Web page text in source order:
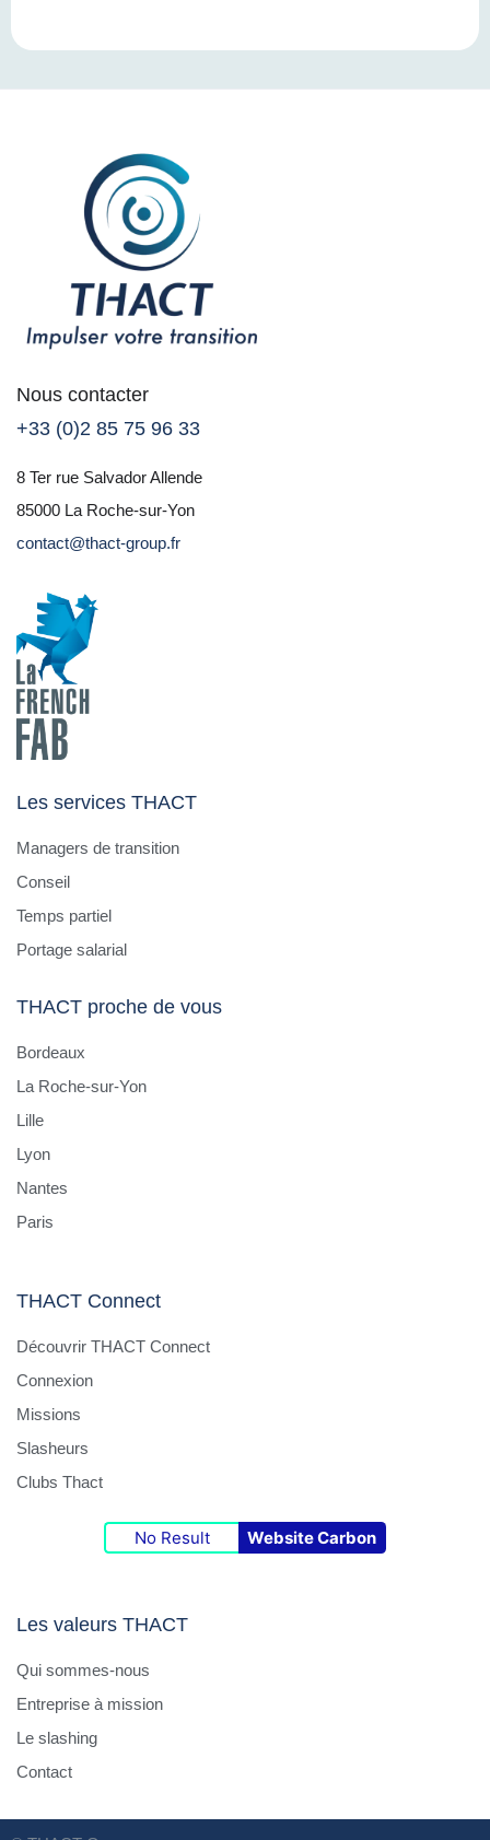
Nous contacter
+33 (0)2 85 75 96 33
8 Ter rue Salvador Allende
85000 La Roche-sur-Yon
contact@thact-group.fr
Les services THACT
Managers de transition
Conseil
Temps partiel
Portage salarial
THACT proche de vous
Bordeaux
La Roche-sur-Yon
Lille
Lyon
Nantes
Paris
THACT Connect
Découvrir THACT Connect
Connexion
Missions
Slasheurs
Clubs Thact
No Result Website Carbon
Les valeurs THACT
Qui sommes-nous
Entreprise à mission
Le slashing
Contact